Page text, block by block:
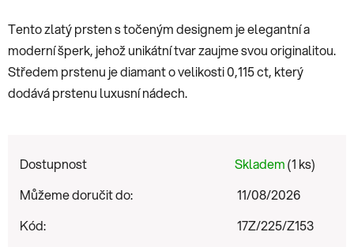
Tento zlatý prsten s točeným designem je elegantní a
moderní šperk, jehož unikátní tvar zaujme svou originalitou.
Středem prstenu je diamant o velikosti 0,115 ct, který
dodává prstenu luxusní nádech.
Dostupnost Skladem(1 ks)
Můžeme doručit do:
11/08/2026
Kód:
17Z/225/Z153